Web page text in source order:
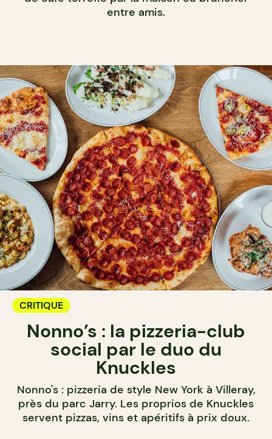
entre amis.
CRITIQUE
Nonno’s : la pizzeria-club
social par le duo du
Knuckles
Nonno's : pizzeria de style New York à Villeray,
près du parc Jarry. Les proprios de Knuckles
servent pizzas, vins et apéritifs à prix doux.